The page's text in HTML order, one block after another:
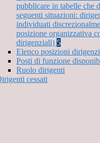
pubblicare in tabelle che
seguenti situazioni:
individuati
posizione organizzativa
dirigenziali) 5
Elenco posizioni
Posti di funzione
Ruolo dirigenti
cessati